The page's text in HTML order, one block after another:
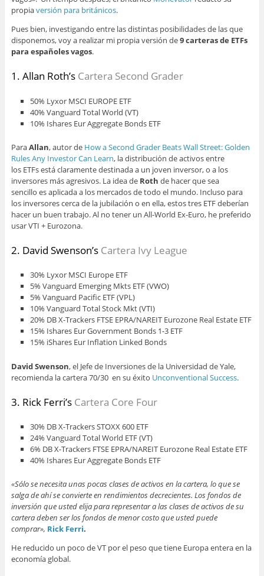
propiaversión para británicos.
Pues bien, investigando entre las distintas posibilidades de las que
disponemos, voy a realizar mi propia versión de9 carteras de ETFs
para españoles vagos.
1. Allan Roth’s Cartera Second Grader
50% Lyxor MSCI EUROPE ETF
40% Vanguard Total World (VT)
10% Ishares Eur Aggregate Bonds ETF
ParaAllan, autor de How a Second Grader Beats Wall Street: Golden
Rules Any Investor Can Learn, la distribución de activos entre
los ETFs está claramente destinada a un joven inversor, o a los
inversores más agresivos. La idea de Roth de hacer que sea
sencillo es aplicada a los mercados de todo el mundo. Incluso para
los inversores cerca de la jubilación o en ella, estos tres ETF deberían
hacer un buen trabajo. Al no tener un All-World Ex-Euro, he preferido
usar VTI + Eurozona.
2. David Swenson’s Cartera Ivy League
30% Lyxor MSCI Europe ETF
5% Vanguard Emerging Mkts ETF (VWO)
5% Vanguard Pacific ETF (VPL)
10% Vanguard Total Stock Mkt (VTI)
20% DB X-Trackers FTSE EPRA/NAREIT Eurozone Real Estate ETF
15% Ishares Eur Government Bonds 1-3 ETF
15% iShares Eur Inflation Linked Bonds
David Swenson, el Jefe de Inversiones de la Universidad de Yale,
recomienda la cartera 70/30 en su éxito Unconventional Success.
3. Rick Ferri’s Cartera Core Four
30% DB X-Trackers STOXX 600 ETF
24% Vanguard Total World ETF (VT)
6% DB X-Trackers FTSE EPRA/NAREIT Eurozone Real Estate ETF
40% Ishares Eur Aggregate Bonds ETF
«Sólo se necesita unas pocas clases de activos en la cartera, lo que se
salga de ahí se convierte en rendimientos decrecientes. Los fondos de
inversión que usted elija para representar a las clases de activos de su
cartera deben ser los fondos de menor costo que usted puede
comprar», Rick Ferri.
He reducido un poco de VT por el peso que tiene Europa entera en la
economía global.